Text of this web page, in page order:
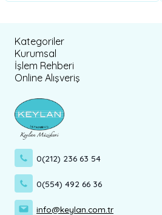
Kategoriler
Kurumsal
İşlem Rehberi
Online Alışveriş
0(212) 236 63 54
0(554) 492 66 36
info@keylan.com.tr